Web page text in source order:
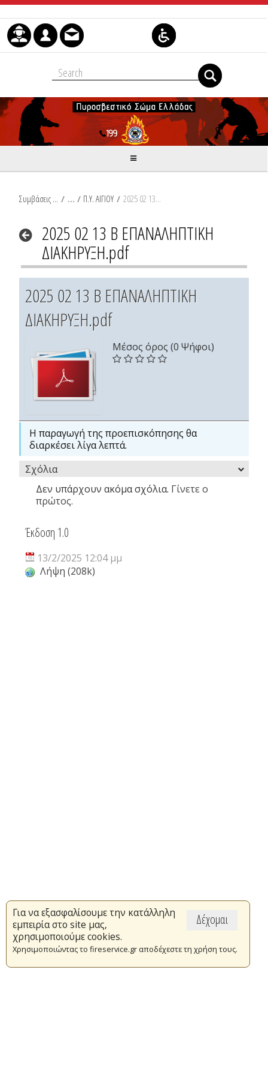
Μετάβαση στο περιεχόμενο
Συμβάσεις Διαβουλεύσεις Διαγωνισμοί / Π.Υ. ΑΙΓΙΟΥ / 2025 02 13 Β ΕΠΑΝΑΛΗΠΤΙΚΗ ΔΙΑΚΗΡΥΞΗ.pdf
2025 02 13 Β ΕΠΑΝΑΛΗΠΤΙΚΗ
ΔΙΑΚΗΡΥΞΗ.pdf
2025 02 13 Β ΕΠΑΝΑΛΗΠΤΙΚΗ
ΔΙΑΚΗΡΥΞΗ.pdf
Μέσος όρος (0 Ψήφοι)
Η παραγωγή της προεπισκόπησης θα
διαρκέσει λίγα λεπτά.
Σχόλια
Δεν υπάρχουν ακόμα σχόλια. Γίνετε ο
πρώτος.
Έκδοση 1.0
13/2/2025 12:04 μμ
Λήψη (208k)
Δέχομαι
Για να εξασφαλίσουμε την κατάλληλη
εμπειρία στο site μας,
χρησιμοποιούμε cookies.
Χρησιμοποιώντας το fireservice.gr αποδέχεστε τη χρήση τους.